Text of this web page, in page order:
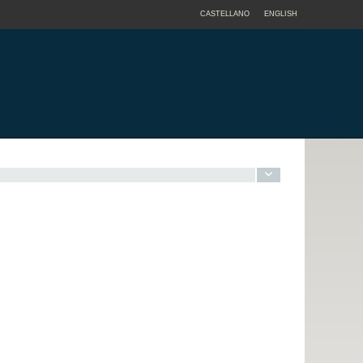
CASTELLANO ENGLISH